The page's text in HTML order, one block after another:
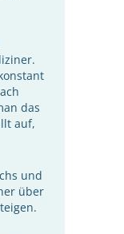
das
auf,
und
über